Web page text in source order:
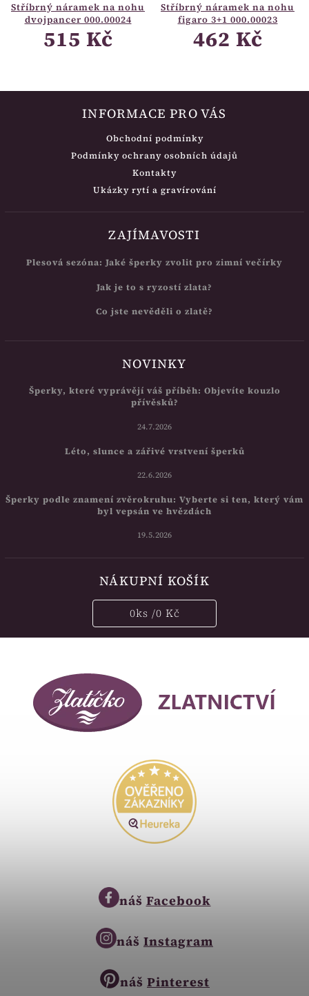
Stříbrný náramek na nohu
dvojpancer 000.00024
515 Kč
Stříbrný náramek na nohu
figaro 3+1 000.00023
462 Kč
INFORMACE PRO VÁS
Obchodní podmínky
Podmínky ochrany osobních údajů
Kontakty
Ukázky rytí a gravírování
ZAJÍMAVOSTI
Plesová sezóna: Jaké šperky zvolit pro zimní večírky
Jak je to s ryzostí zlata?
Co jste nevěděli o zlatě?
NOVINKY
Šperky, které vyprávějí váš příběh: Objevíte kouzlo
přívěsků?
24.7.2026
Léto, slunce a zářivé vrstvení šperků
22.6.2026
Šperky podle znamení zvěrokruhu: Vyberte si ten, který vám
byl vepsán ve hvězdách
19.5.2026
NÁKUPNÍ KOŠÍK
0ks /0 Kč
náš Facebook
náš Instagram
náš Pinterest